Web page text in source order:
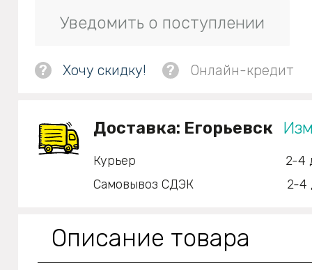
Уведомить о поступлении
? Хочу скидку! ? Онлайн-кредит
Доставка: Егорьевск
Курьер
2-4
Самовывоз СДЭК
2-4
Описание товара